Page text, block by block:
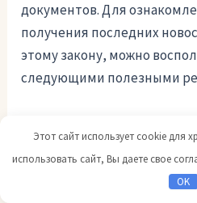
документов. Для
получения последних
этому закону, можно
следующими полезными
Официальные
На официальном сайте
можно найти текст закона
Этот сайт использует cookie для
использовать сайт, Вы даете свое
OK